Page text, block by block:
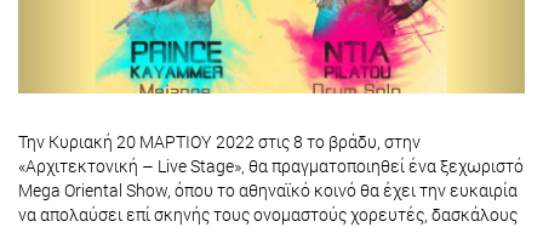
Την Κυριακή 20 ΜΑΡΤΙΟΥ 2022 στις 8 το βράδυ, στην
«Αρχιτεκτονική – Live Stage», θα πραγματοποιηθεί ένα ξεχωριστό
Mega Oriental Show, όπου το αθηναϊκό κοινό θα έχει την ευκαιρία
να απολαύσει επί σκηνής τους ονομαστούς χορευτές, δασκάλους